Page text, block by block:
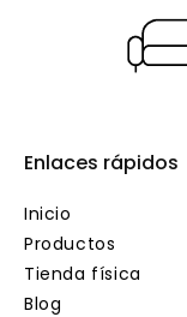
Enlaces rápidos
Inicio
Productos
Tienda física
Blog